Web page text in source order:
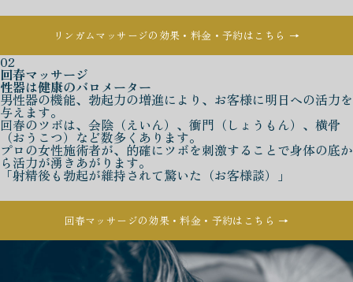
リンガムマッサージの効果・料金・予約はこちら →
02
回春マッサージ
性器は健康のバロメーター
男性器の機能、勃起力の増進により、お客様に明日への活力を
与えます。
回春のツボは、会陰（えいん）、衝門（しょうもん）、横骨
（おうこつ）など数多くあります。
プロの女性施術者が、的確にツボを刺激することで身体の底か
ら活力が湧きあがります。
「射精後も勃起が維持されて驚いた（お客様談）」
回春マッサージの効果・料金・予約はこちら →